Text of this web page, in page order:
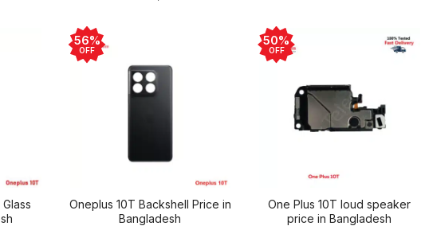
56%
OFF
Oneplus 10T Backshell Price in
Bangladesh
50%
OFF
One Plus 10T loud speaker
price in Bangladesh